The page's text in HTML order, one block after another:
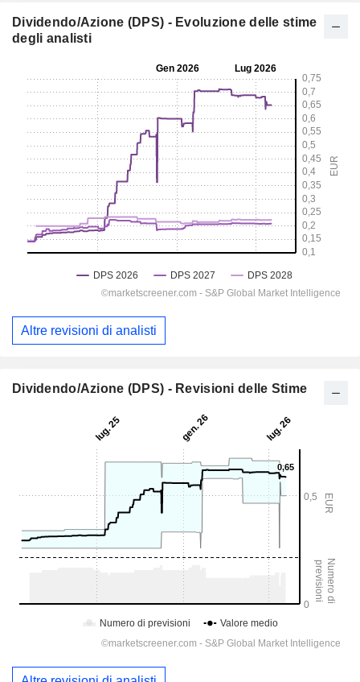
Dividendo/Azione (DPS) - Evoluzione delle stime
degli analisti
Altre revisioni di analisti
Dividendo/Azione (DPS) - Revisioni delle Stime